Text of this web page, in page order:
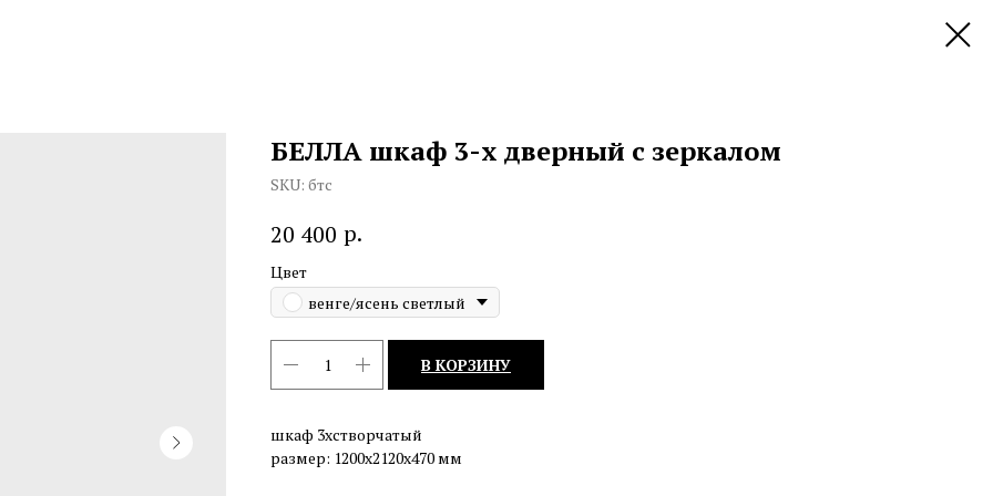
БЕЛЛА шкаф 3-х дверный с зеркалом
SKU: бтс
20 400 р.
Цвет
венге/ясень светлый
В КОРЗИНУ
шкаф 3хстворчатый
размер: 1200х2120х470 мм